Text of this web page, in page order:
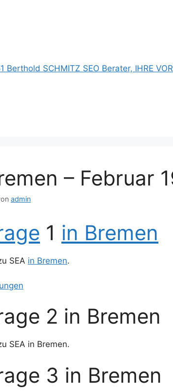
– Februar
admin
1 in Bremen
SEA in Bremen.
2 in Bremen
SEA in Bremen.
3 in Bremen